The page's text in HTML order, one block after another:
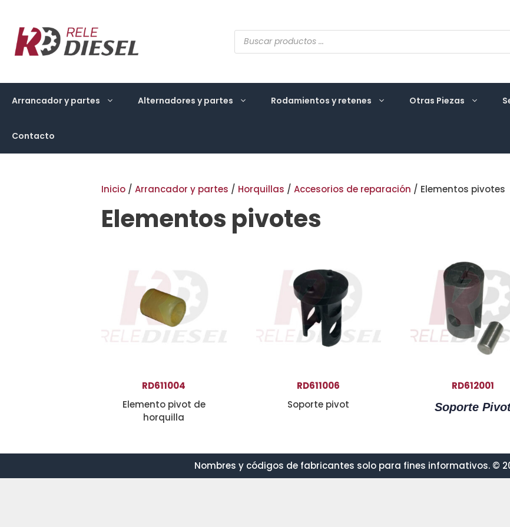
contenido
Búsqueda
de
productos
Arrancador y partes Alternadores y partes Rodamientos y retenes Otras Piezas
Contacto
Inicio / Arrancador y partes / Horquillas / Accesorios de reparación / Elementos pivotes
Elementos pivotes
RD611004
Elemento pivot de
horquilla
RD611006
Soporte pivot
RD612001
Soporte
Nombres y códigos de fabricantes solo para fines informativos. ©